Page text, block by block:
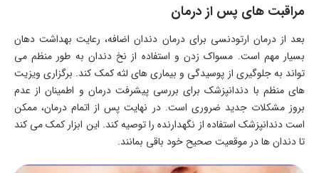
مراقبت های پس از درمان
بعد از درمان ارتودنسی برای درمان دندان اضافه، رعایت بهداشت دهان
بسیار مهم است. مسواک زدن و استفاده از نخ دندان به طور منظم می
تواند به جلوگیری از پوسیدگی و بیماری های لثه کمک کند. برگزاری ویزیت
های منظم با دندانپزشک برای بررسی پیشرفت درمان و اطمینان از عدم
بروز مشکلات جدید ضروری است. در نهایت پس از اتمام درمان، ممکن
است دندانپزشک استفاده از نگهدارنده را توصیه کند. این ابزار کمک می کند
تا دندان ها در موقعیت صحیح خود باقی بمانند.